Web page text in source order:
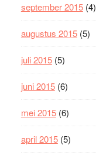
september 2015(4)
augustus 2015(5)
juli 2015(5)
juni 2015(6)
mei 2015(6)
april 2015(5)